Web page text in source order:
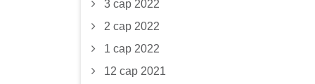
3 сар 2022
2 сар 2022
1 сар 2022
12 сар 2021